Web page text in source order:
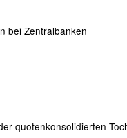
bei Zentralbanken
quotenkonsolidierten